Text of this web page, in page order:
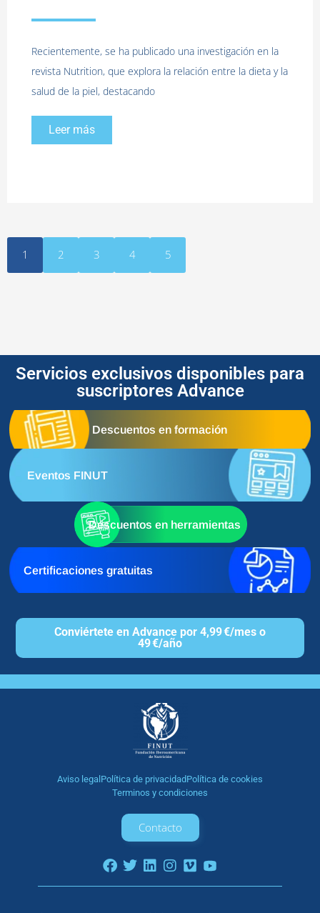
Recientemente, se ha publicado una investigación en la
revista Nutrition, que explora la relación entre la dieta y la
salud de la piel, destacando
Leer más
1 2 3 4 5
Servicios exclusivos disponibles para
suscriptores Advance
Descuentos en formación
Eventos FINUT
Descuentos en herramientas
Certificaciones gratuitas
Conviértete en Advance por 4,99 €/mes o
49 €/año
Aviso legal Política de privacidadPolítica de cookies
Terminos y condiciones
Contacto